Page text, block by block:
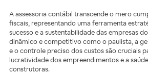
A assessoria contábil transcende o mero
fiscais, representando uma ferramenta
sucesso e a sustentabilidade das empresas
dinâmico e competitivo como o paulista, a
e o controle preciso dos custos são cruciais
lucratividade dos empreendimentos e a
construtoras.